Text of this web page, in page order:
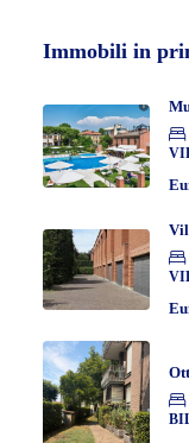
Immobili in